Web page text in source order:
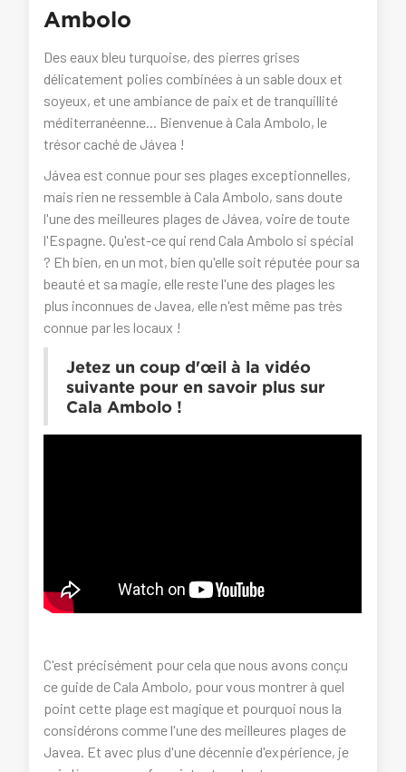
Ambolo
Des eaux bleu turquoise, des pierres grises
délicatement polies combinées à un sable doux et
soyeux, et une ambiance de paix et de tranquillité
méditerranéenne... Bienvenue à Cala Ambolo, le
trésor caché de Jávea !
Jávea est connue pour ses plages exceptionnelles,
mais rien ne ressemble à Cala Ambolo, sans doute
l'une des meilleures plages de Jávea, voire de toute
l'Espagne. Qu'est-ce qui rend Cala Ambolo si spécial
? Eh bien, en un mot, bien qu'elle soit réputée pour sa
beauté et sa magie, elle reste l'une des plages les
plus inconnues de Javea, elle n'est même pas très
connue par les locaux !
Jetez un coup d'œil à la vidéo
suivante pour en savoir plus sur
Cala Ambolo !
C'est précisément pour cela que nous avons conçu
ce guide de Cala Ambolo, pour vous montrer à quel
point cette plage est magique et pourquoi nous la
considérons comme l'une des meilleures plages de
Javea. Et avec plus d'une décennie d'expérience, je